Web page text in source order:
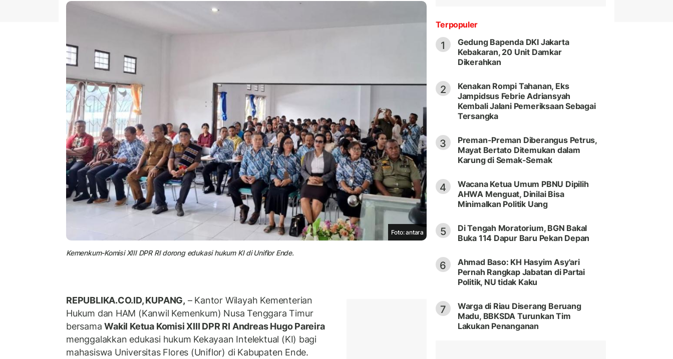
Foto: antara
Kemenkum-Komisi XIII DPR RI dorong edukasi hukum KI di Uniflor Ende.
REPUBLIKA.CO.ID, KUPANG, – Kantor Wilayah Kementerian
Hukum dan HAM (Kanwil Kemenkum) Nusa Tenggara Timur
bersamaWakil Ketua Komisi XIII DPR RI Andreas Hugo Pareira
menggalakkan edukasi hukum Kekayaan Intelektual (KI) bagi
mahasiswa Universitas Flores (Uniflor) di Kabupaten Ende.
Terpopuler
1
Gedung Bapenda DKI Jakarta
Kebakaran, 20 Unit Damkar
Dikerahkan
2
Kenakan Rompi Tahanan, Eks
Jampidsus Febrie Adriansyah
Kembali Jalani Pemeriksaan Sebagai
Tersangka
3
Preman-Preman Diberangus Petrus,
Mayat Bertato Ditemukan dalam
Karung di Semak-Semak
4
Wacana Ketua Umum PBNU Dipilih
AHWA Menguat, Dinilai Bisa
Minimalkan Politik Uang
5
Di Tengah Moratorium, BGN Bakal
Buka 114 Dapur Baru Pekan Depan
6
Ahmad Baso: KH Hasyim Asy'ari
Pernah Rangkap Jabatan di Partai
Politik, NU tidak Kaku
7
Warga di Riau Diserang Beruang
Madu, BBKSDA Turunkan Tim
Lakukan Penanganan